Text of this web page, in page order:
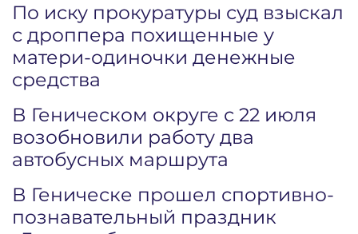
По иску прокуратуры суд взыскал
с дроппера похищенные у
матери-одиночки денежные
средства
В Геническом округе с 22 июля
возобновили работу два
автобусных маршрута
В Геническе прошел спортивно-
познавательный праздник